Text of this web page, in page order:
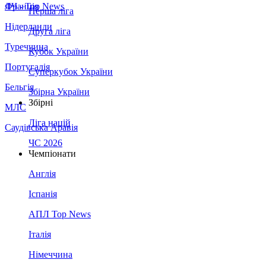
Франція
Нідерланди
Туреччина
Португалія
Бельгія
МЛС
Саудівська Аравія
ЛЧ - Top News
Перша ліга
Друга ліга
Кубок України
Суперкубок України
Збірна України
Збірні
Ліга націй
ЧС 2026
Чемпіонати
Англія
Іспанія
АПЛ Top News
Італія
Німеччина